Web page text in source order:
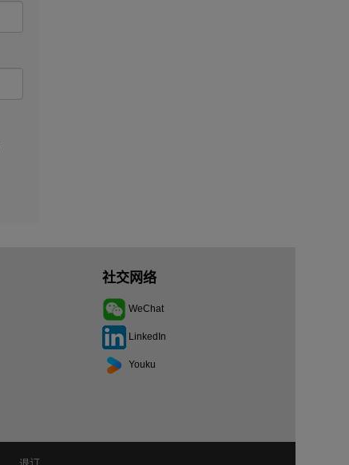
社交网络
WeChat
LinkedIn
Youku